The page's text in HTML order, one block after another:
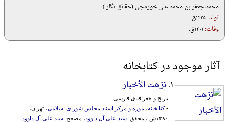
محمد جعفر بن محمد علی خورمجی (حقائق نگار )
تولد:۱۲۲۵ق.
وفات:
آثار موجود در کتابخانه
۱. نزهت الأخبار
تاریخ و جغرافیای فارسی
•کتابخانه، موزه و مرکز اسناد مجلس شورای اسلامی، تهران،
۱۳۸۰ش.، محقق:
سید علی آل داوود ، مصحح: سید علی آل داوود